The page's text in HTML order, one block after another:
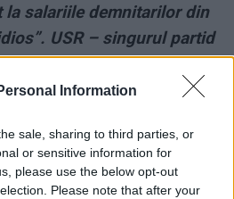
Information
sale, sharing to third parties, or
or sensitive information for
please use the below opt-out
Please note that after your
la salariile demnitarilor din
USR – singurul partid
răpirea, violarea și
Luiza și Alexandra